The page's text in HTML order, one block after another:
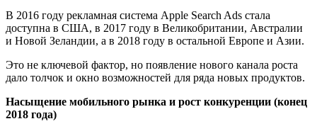
В 2016 году рекламная система Apple Search Ads стала
доступна в США, в 2017 году в Великобритании, Австралии
и Новой Зеландии, а в 2018 году в остальной Европе и Азии.
Это не ключевой фактор, но появление нового канала роста
дало толчок и окно возможностей для ряда новых продуктов.
Насыщение мобильного рынка и рост конкуренции (конец
2018 года)